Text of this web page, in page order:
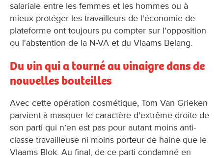
salariale entre les femmes et les hommes ou à
mieux protéger les travailleurs de l'économie de
plateforme ont toujours pu compter sur l'opposition
ou l'abstention de la N-VA et du Vlaams Belang.
Du vin qui a tourné au vinaigre dans de
nouvelles bouteilles
Avec cette opération cosmétique, Tom Van Grieken
parvient à masquer le caractère d'extrême droite de
son parti qui n’en est pas pour autant moins anti-
classe travailleuse ni moins porteur de haine que le
Vlaams Blok. Au final, de ce parti condamné en